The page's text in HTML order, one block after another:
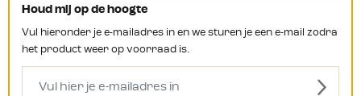
Houd mij op de hoogte
Vul hieronder je e-mailadres in en we sturen je een e-mail zodra
het product weer op voorraad is.